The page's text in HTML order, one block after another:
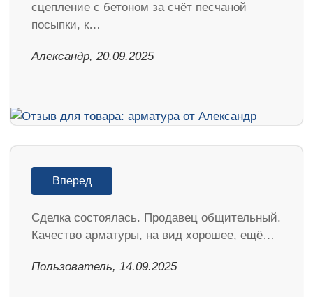
сцепление с бетоном за счёт песчаной
посыпки, к…
Александр, 20.09.2025
Вперед
Сделка состоялась. Продавец общительный.
Качество арматуры, на вид хорошее, ещё…
Пользователь, 14.09.2025